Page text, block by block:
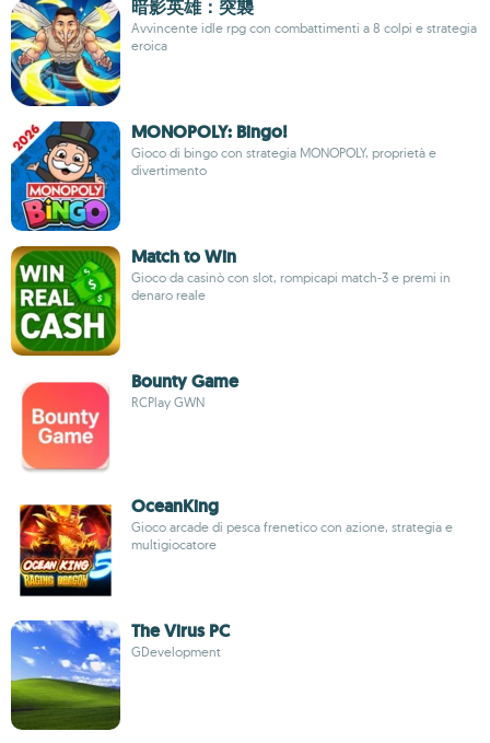
暗影英雄：突襲
Avvincente idle rpg con combattimenti a 8 colpi e strategia
eroica
MONOPOLY: Bingo!
Gioco di bingo con strategia MONOPOLY, proprietà e
divertimento
Match to Win
Gioco da casinò con slot, rompicapi match-3 e premi in
denaro reale
Bounty Game
RCPlay GWN
OceanKing
Gioco arcade di pesca frenetico con azione, strategia e
multigiocatore
The Virus PC
GDevelopment